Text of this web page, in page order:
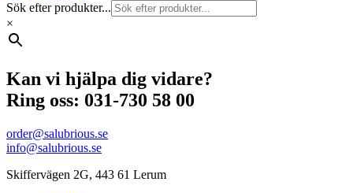
Sök efter produkter...
×
Kan vi hjälpa dig vidare?
Ring oss: 031-730 58 00
order@salubrious.se
info@salubrious.se
Skiffervägen 2G, 443 61 Lerum